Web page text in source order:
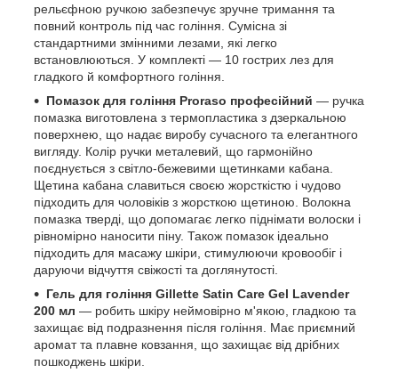
рельєфною ручкою забезпечує зручне тримання та
повний контроль під час гоління. Сумісна зі
стандартними змінними лезами, які легко
встановлюються. У комплекті — 10 гострих лез для
гладкого й комфортного гоління.
Помазок для гоління Proraso професійний — ручка
помазка виготовлена з термопластика з дзеркальною
поверхнею, що надає виробу сучасного та елегантного
вигляду. Колір ручки металевий, що гармонійно
поєднується з світло-бежевими щетинками кабана.
Щетина кабана славиться своєю жорсткістю і чудово
підходить для чоловіків з жорсткою щетиною. Волокна
помазка тверді, що допомагає легко піднімати волоски і
рівномірно наносити піну. Також помазок ідеально
підходить для масажу шкіри, стимулюючи кровообіг і
даруючи відчуття свіжості та доглянутості.
Гель для гоління Gillette Satin Care Gel Lavender
200 мл — робить шкіру неймовірно м'якою, гладкою та
захищає від подразнення після гоління. Має приємний
аромат та плавне ковзання, що захищає від дрібних
пошкоджень шкіри.